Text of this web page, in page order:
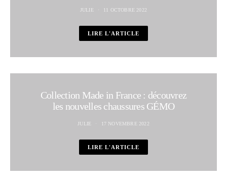
JULIE 11 OCTOBRE 2022
LIRE L'ARTICLE
Collection Made in France : découvrez
les nouvelles chaussures GÉMO
JULIE 17 NOVEMBRE 2022
LIRE L'ARTICLE